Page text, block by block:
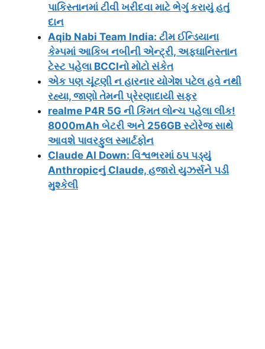
પાકિસ્તાનમાં ટીવી ખરીદવા માટે ભેગું કરાયું હતું
દાન
Aqib Nabi Team India: ટીમ ઈન્ડિયાના
કેમ્પમાં આકિબ નબીની એન્ટ્રી, અફઘાનિસ્તાન
ટેસ્ટ પહેલા BCCIનો મોટો સંકેત
એક પણ ચૂંટણી ન હારનાર યોગેશ પટેલ હવે નથી
રહ્યા, જાણો તેમની પ્રેરણાદાયી સફર
realme P4R 5G ની કિંમત લોન્ચ પહેલા લીક!
8000mAh બેટરી અને 256GB સ્ટોરેજ સાથે
આવશે પાવરફુલ સ્માર્ટફોન
Claude AI Down: વિશ્વભરમાં ઠપ પડ્યું
Anthropicનું Claude, હજારો યુઝર્સને પડી
મુશ્કેલી